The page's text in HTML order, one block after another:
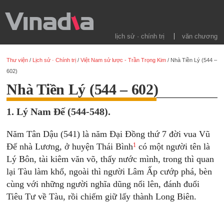
lịch sử · chính trị văn chương
Thư viện / Lịch sử · Chính trị /Việt Nam sử lược - Trần Trọng Kim / Nhà Tiền Lý (544 –
602)
Nhà Tiền Lý (544 – 602)
1. Lý Nam Đế (544-548).
Năm Tân Dậu (541) là năm Đại Đồng thứ 7 đời vua Vũ
Đế nhà Lương, ở huyện Thái Bình1 có một người tên là
Lý Bôn, tài kiêm văn võ, thấy nước mình, trong thì quan
lại Tàu làm khổ, ngoài thì người Lâm Ấp cướp phá, bèn
cùng với những người nghĩa dũng nổi lên, đánh đuổi
Tiêu Tư về Tàu, rồi chiếm giữ lấy thành Long Biên.